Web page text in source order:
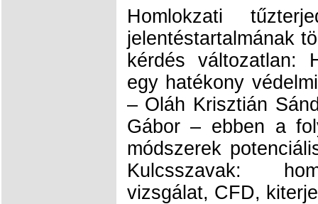
Homlokzati
jelentéstartalmának
kérdés változatlan:
egy hatékony
– Oláh Krisztián
Gábor – ebben a
módszerek
Kulcsszavak:
vizsgálat, CFD,